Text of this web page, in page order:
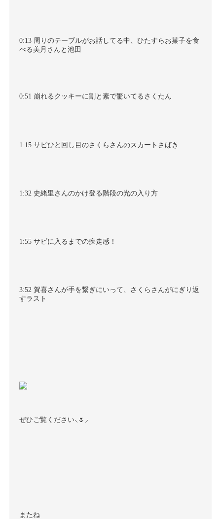
0:13 周りのテーブルがお話してる中、ひたすらお菓子を食
べる美月さんと池田
0:51 崩れるクッキーに割と素で驚いてるさくたん
1:15 サビひと回し目のさくらさんのスカートさばき
1:32 史緒里さんのかけ登る階段の光の入り方
1:55 サビに入るまでの疾走感！
3:52 賀喜さんが手を繋ぎにいって、さくらさんがにぎり返
すラスト
ぜひご覧ください⸜ 🌷︎ ⸝‍
またね